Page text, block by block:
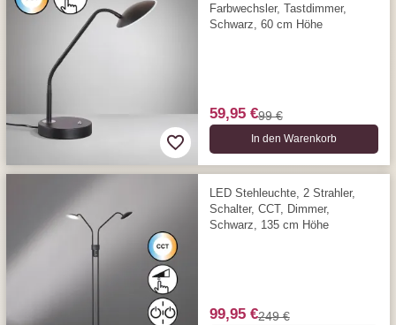
Farbwechsler, Tastdimmer,
Schwarz, 60 cm Höhe
59,95 €99 €
In den Warenkorb
LED Stehleuchte, 2 Strahler,
Schalter, CCT, Dimmer,
Schwarz, 135 cm Höhe
99,95 €249 €